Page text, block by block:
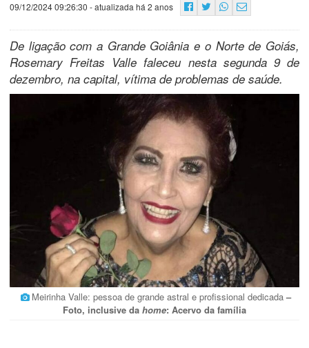
09/12/2024 09:26:30 - atualizada há 2 anos
De ligação com a Grande Goiânia e o Norte de Goiás,
Rosemary Freitas Valle faleceu nesta segunda 9 de
dezembro, na capital, vítima de problemas de saúde.
Meirinha Valle: pessoa de grande astral e profissional dedicada –
Foto, inclusive da home: Acervo da família